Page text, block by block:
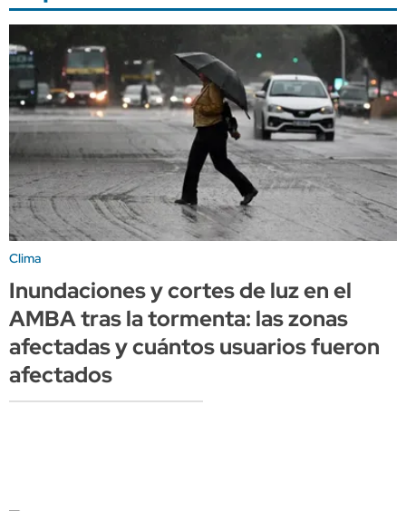
Clima
Inundaciones y cortes de luz en el
AMBA tras la tormenta: las zonas
afectadas y cuántos usuarios fueron
afectados